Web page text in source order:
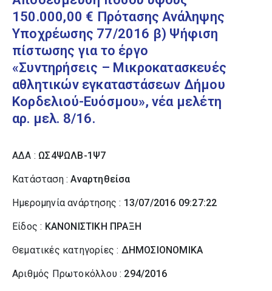
150.000,00 € Πρότασης Ανάληψης
Υποχρέωσης 77/2016 β) Ψήφιση
πίστωσης για το έργο
«Συντηρήσεις – Μικροκατασκευές
αθλητικών εγκαταστάσεων Δήμου
Κορδελιού-Ευόσμου», νέα μελέτη
αρ. μελ. 8/16.
ΑΔΑ : ΩΣ4ΨΩΛΒ-1Ψ7
Κατάσταση :Αναρτηθείσα
Ημερομηνία ανάρτησης : 13/07/2016 09:27:22
Είδος : ΚΑΝΟΝΙΣΤΙΚΗ ΠΡΑΞΗ
Θεματικές κατηγορίες : ΔΗΜΟΣΙΟΝΟΜΙΚΑ
Αριθμός Πρωτοκόλλου : 294/2016